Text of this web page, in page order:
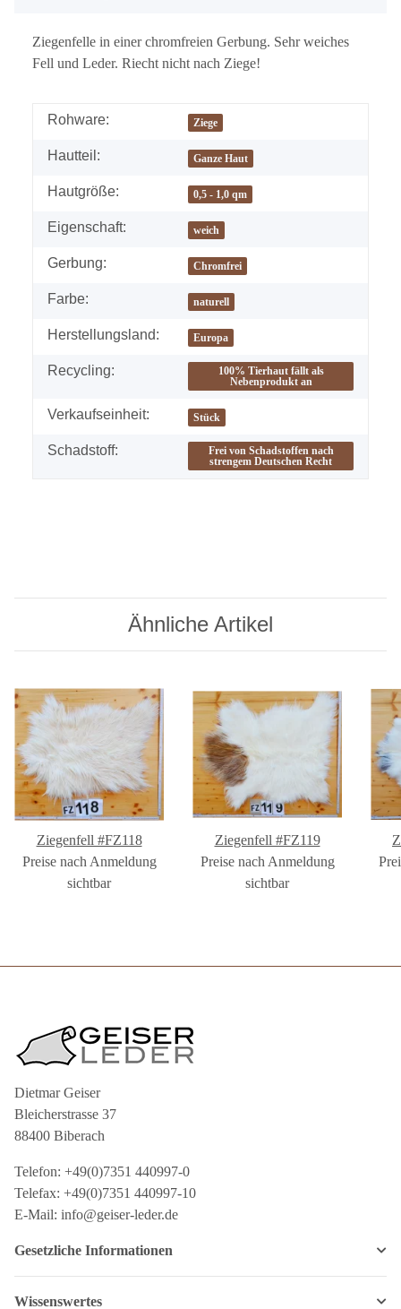
Ziegenfelle in einer chromfreien Gerbung. Sehr weiches
Fell und Leder. Riecht nicht nach Ziege!
Rohware: Ziege
Hautteil: Ganze Haut
Hautgröße: 0,5 - 1,0 qm
Eigenschaft: weich
Gerbung: Chromfrei
Farbe: naturell
Herstellungsland: Europa
Recycling:
100% Tierhaut fällt als
Nebenprodukt an
Verkaufseinheit: Stück
Schadstoff:
Frei von Schadstoffen nach
strengem Deutschen Recht
Ähnliche Artikel
Ziegenfell #FZ118
Preise nach Anmeldung
sichtbar
Ziegenfell #FZ119
Preise nach Anmeldung
sichtbar
Dietmar Geiser
Bleicherstrasse 37
88400 Biberach
Telefon: +49(0)7351 440997-0
Telefax: +49(0)7351 440997-10
E-Mail: info@geiser-leder.de
Gesetzliche Informationen
Wissenswertes